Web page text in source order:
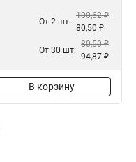
От 2 шт:
100,62 ₽
80,50 ₽
От 30 шт:
80,50 ₽
94,87 ₽
В корзину